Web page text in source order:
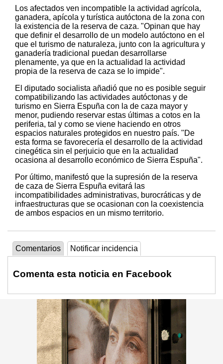
Los afectados ven incompatible la actividad agrícola,
ganadera, apícola y turística autóctona de la zona con
la existencia de la reserva de caza. "Opinan que hay
que definir el desarrollo de un modelo autóctono en el
que el turismo de naturaleza, junto con la agricultura y
ganadería tradicional puedan desarrollarse
plenamente, ya que en la actualidad la actividad
propia de la reserva de caza se lo impide".
El diputado socialista añadió que no es posible seguir
compatibilizando las actividades autóctonas y de
turismo en Sierra Espuña con la de caza mayor y
menor, pudiendo reservar estas últimas a cotos en la
periferia, tal y como se viene haciendo en otros
espacios naturales protegidos en nuestro país. "De
esta forma se favorecería el desarrollo de la actividad
cinegética sin el perjuicio que en la actualidad
ocasiona al desarrollo económico de Sierra Espuña".
Por último, manifestó que la supresión de la reserva
de caza de Sierra Espuña evitará las
incompatibilidades administrativas, burocráticas y de
infraestructuras que se ocasionan con la coexistencia
de ambos espacios en un mismo territorio.
Comentarios Notificar incidencia
Comenta esta noticia en Facebook